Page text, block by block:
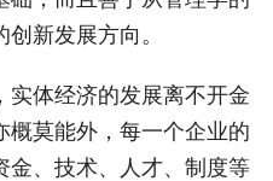
新发展方向。
实体经济的发展离不开金
概莫能外，每一个企业的
金、技术、人才、制度等